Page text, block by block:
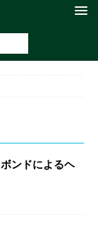
ンドによるヘ